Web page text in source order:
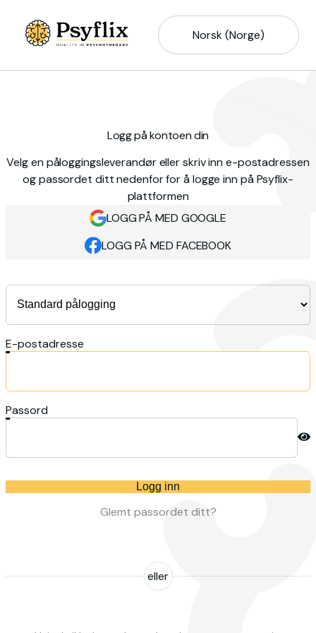
Norsk (Norge)
Logg på kontoen din
Velg en påloggingsleverandør eller skriv inn e-postadressen
og passordet ditt nedenfor for å logge inn på Psyflix-
plattformen
LOGG PÅ MED GOOGLE
LOGG PÅ MED FACEBOOK
E-postadresse
Passord
Logg inn
Glemt passordet ditt?
eller